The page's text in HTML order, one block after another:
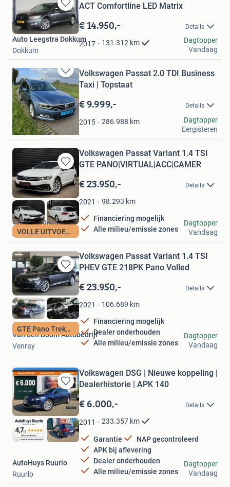
Bewaren
in
Mijn
Favorieten
ACT Comfortline LED Matrix
€ 14.950,- Details
2017 131.312 km
Auto Leegstra Dokkum
Dokkum
Dagtopper
Vandaag
Bewaren
in
Mijn
Favorieten
Volkswagen Passat 2.0 TDI Business
Taxi | Topstaat
€ 9.999,- Details
2015 286.988 km
Ismail
Amsterdam
Dagtopper
Eergisteren
Bewaren
in
Mijn
Favorieten
VOLLE UITVOERING
Volkswagen Passat Variant 1.4 TSI
GTE PANO|VIRTUAL|ACC|CAMER
€ 23.950,- Details
2021 98.293 km
Financiering mogelijk
Alle milieu/emissie zones
Carlo Automotive
Almere
Dagtopper
Vandaag
Bewaren
in
Mijn
Favorieten
GTE Pano Trekhaak
Volkswagen Passat Variant 1.4 TSI
PHEV GTE 218PK Pano Volled
€ 23.950,- Details
2021 106.689 km
Financiering mogelijk
Dealer onderhouden
Alle milieu/emissie zones
Van den Boom Autobedrijf
Venray
Dagtopper
Vandaag
Bewaren
in
Mijn
Favorieten
Volkswagen DSG | Nieuwe koppeling |
Dealerhistorie | APK 140
€ 6.000,- Details
2011 233.357 km
Garantie
NAP gecontroleerd
APK bij aflevering
Dealer onderhouden
Alle milieu/emissie zones
AutoHuys Ruurlo
Ruurlo
Dagtopper
Vandaag